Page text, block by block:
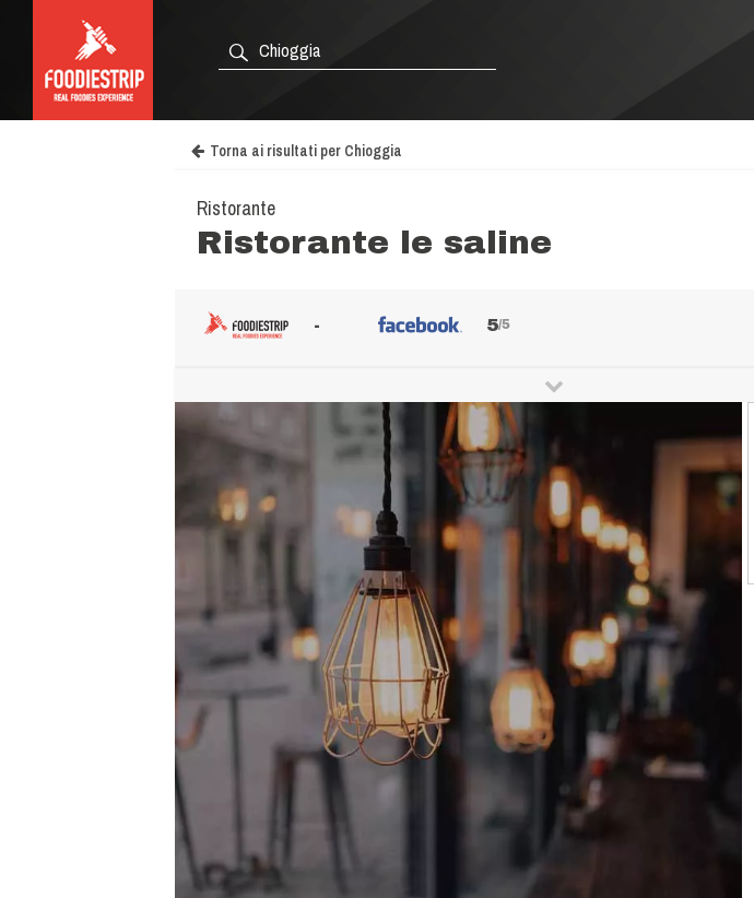
Torna ai risultati per Chioggia
Ristorante
Ristorante le saline
- 5/5